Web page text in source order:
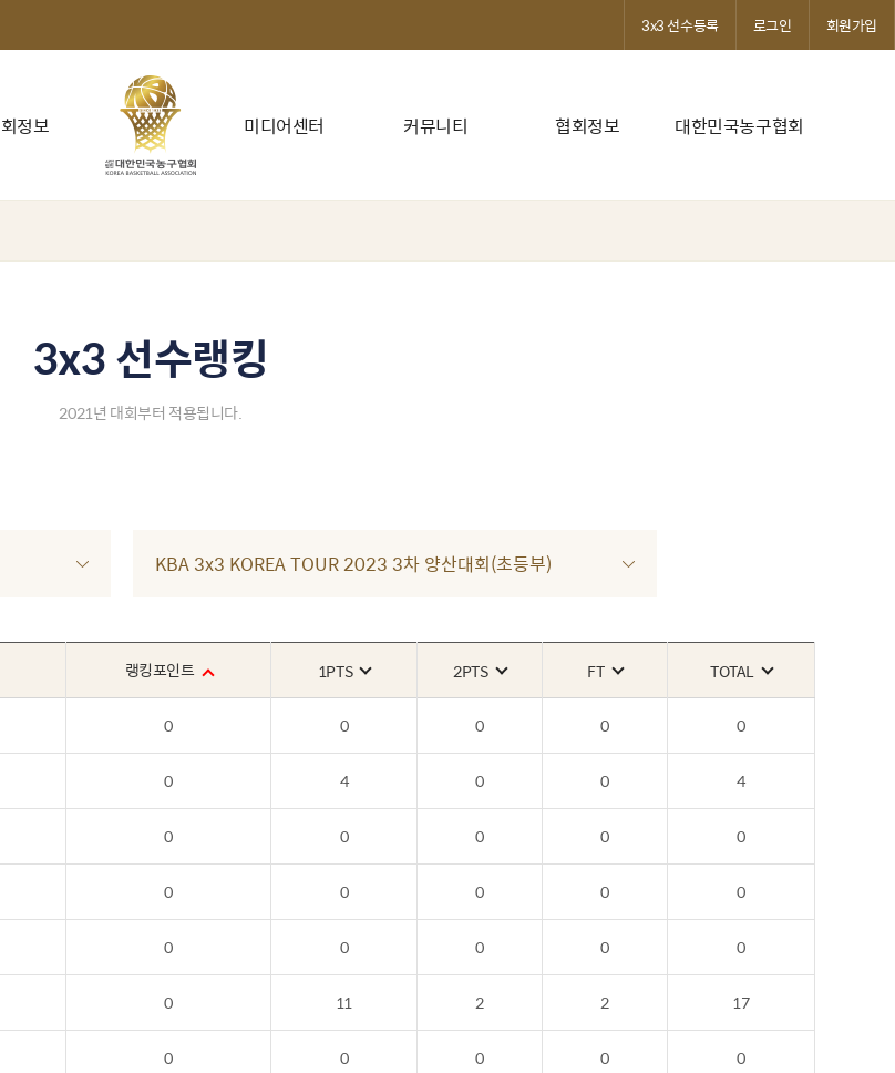
정보 미디어센터 커뮤니티 협회정보 대한민국농구협회
3x3 선수등록 로그인 회원가입
3x3 선수랭킹
2021년 대회부터 적용됩니다.
KBA 3x3 KOREA TOUR 2023 3차 양산대회(초등부)
랭킹포인트 1PTS 2PTS FT TOTAL
0 0 0 0 0
0 4 0 0 4
0 0 0 0 0
0 0 0 0 0
0 0 0 0 0
0 11 2 2 17
0 0 0 0 0